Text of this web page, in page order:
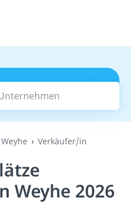
Suchen
Weyhe Verkäufer/in
Weyhe 2026